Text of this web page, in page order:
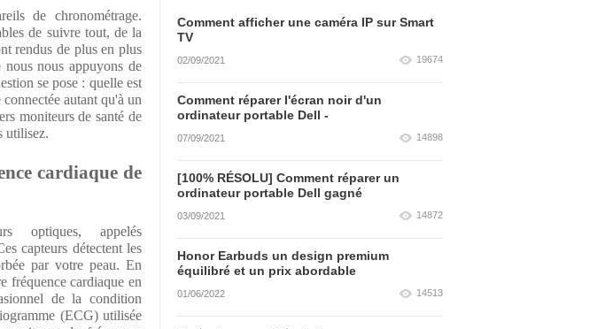
de chronométrage.
de suivre tout, de la
rendus de plus en plus
nous nous appuyons de
se pose : quelle est
autant qu'à un
moniteurs de santé de
utilisez.
cardiaque de
optiques, appelés
capteurs détectent les
par votre peau. En
fréquence cardiaque en
de la condition
(ECG) utilisée
Comment afficher une caméra IP sur Smart
TV
02/09/2021 19674
Comment réparer l'écran noir d'un
ordinateur portable Dell -
07/09/2021 14898
[100% RÉSOLU] Comment réparer un
ordinateur portable Dell gagné
03/09/2021 14872
Honor Earbuds un design premium
équilibré et un prix abordable
01/06/2022 14513